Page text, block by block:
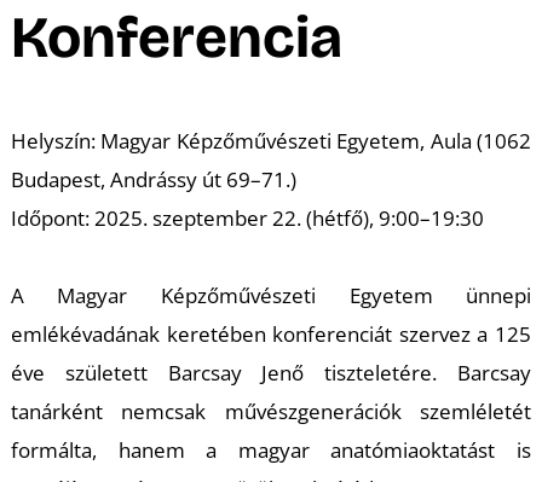
Konferencia
Helyszín: Magyar Képzőművészeti Egyetem, Aula (1062
Budapest, Andrássy út 69–71.)
Időpont: 2025. szeptember 22. (hétfő), 9:00–19:30
A Magyar Képzőművészeti Egyetem ünnepi
emlékévadának keretében konferenciát szervez a 125
éve született Barcsay Jenő tiszteletére. Barcsay
tanárként nemcsak művészgenerációk szemléletét
formálta, hanem a magyar anatómiaoktatást is